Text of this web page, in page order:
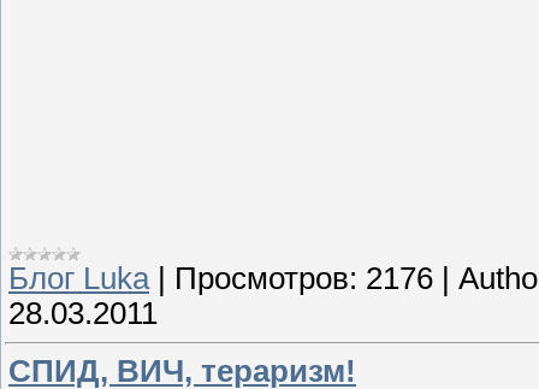
Блог Luka| Просмотров: 2176
28.03.2011
СПИД, ВИЧ, тераризм!